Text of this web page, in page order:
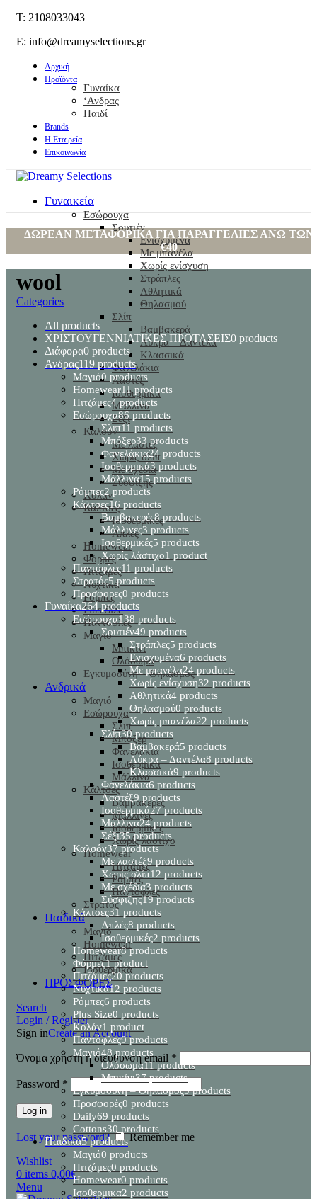
T: 2108033043
E: info@dreamyselections.gr
Αρχική
Προϊόντα
Γυναίκα
‘Ανδρας
Παιδί
Brands
Η Εταιρεία
Επικοινωνία
Γυναικεία
Εσώρουχα
Σουτιέν
Ενισχυμένα
Με μπανέλα
Χωρίς ενίσχυση
Στράπλες
Αθλητικά
Θηλασμού
Σλίπ
Βαμβακερά
Λύκρα – Δαντέλα
Κλασσικά
Φανελάκια
Λαστέξ
Ισοθερμικά
Μάλλινα
Σέξι
Καλσόν
Με λαστέξ
Χωρίς σλίπ
Με σχέδια
Σύσφιξης
Κολάν
Κάλτσες
Ισοθερμικές
Απλές
Homewear
Φόρμες
Πιτζάμες
Νυχτικά
Ρόμπες
Plus Size
Παντόφλες
Μαγιό
Μπικίνι
Ολόσωμα
Εγκυμοσύνη – Θηλασμός
Ανδρικά
Μαγιό
Εσώρουχα
Σλιπ
Μπόξερ
Φανελάκια
Ισοθερμικά
Μάλλινα
Κάλτσες
Βαμβακερές
Μάλλινες
Ισοθερμικές
Χωρίς λάστιχο
Homewear
Πιτζάμες
Ρόμπες
Παντόφλες
Στρατός
Παιδικά
Μαγιό
Homewear
Πιτζάμες
Ισοθερμικα
ΠΡΟΣΦΟΡΕΣ
Search
Login / Register
Sign inCreate an Account
Όνομα χρήστη ή διεύθυνση email *
Password *
Log in
Lost your password?
Remember me
Wishlist
0 items 0,00€
Menu
ΔΩΡΕΑΝ ΜΕΤΑΦΟΡΙΚΑ ΓΙΑ ΠΑΡΑΓΓΕΛΙΕΣ ΑΝΩ ΤΩΝ
€40
wool
Categories
All products
ΧΡΙΣΤΟΥΓΕΝΝΙΑΤΙΚΕΣ ΠΡΟΤΑΣΕΙΣ0 products
Διάφορα0 products
Ανδρας119 products
Μαγιό0 products
Homewear11 products
Πιτζάμες4 products
Εσώρουχα86 products
Σλιπ11 products
Μπόξερ33 products
Φανελάκια24 products
Ισοθερμικά3 products
Μάλλινα15 products
Ρόμπες2 products
Κάλτσες16 products
Βαμβακερές8 products
Μάλλινες3 products
Ισοθερμικές5 products
Χωρίς λάστιχο1 product
Παντόφλες11 products
Στρατός5 products
Προσφορες0 products
Γυναίκα264 products
Εσώρουχα138 products
Σουτιέν49 products
Στράπλες5 products
Ενισχυμένα6 products
Με μπανέλα24 products
Χωρίς ενίσχυση32 products
Αθλητικά4 products
Θηλασμού0 products
Χωρίς μπανέλα22 products
Σλίπ30 products
Βαμβακερά5 products
Λύκρα – Δαντέλα8 products
Κλασσικά9 products
Φανελάκια6 products
Λαστέξ9 products
Ισοθερμικά27 products
Μάλλινα24 products
Σέξι35 products
Καλσόν37 products
Με λαστέξ9 products
Χωρίς σλίπ12 products
Με σχέδια3 products
Σύσφιξης19 products
Κάλτσες31 products
Απλές8 products
Ισοθερμικές2 products
Homewear8 products
Φόρμες1 product
Πιτζάμες20 products
Νυχτικά12 products
Ρόμπες6 products
Plus Size0 products
Κολάν1 product
Παντόφλες9 products
Μαγιό48 products
Ολόσωμα11 products
Μπικίνι37 products
Εγκυμοσύνη – Θηλασμός9 products
Προσφορές0 products
Daily69 products
Cottons30 products
Παιδικά5 products
Μαγιό0 products
Πιτζάμες0 products
Homewear0 products
Ισοθερμικα2 products